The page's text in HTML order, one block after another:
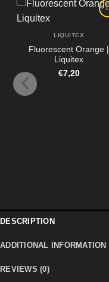
LIQUITEX
Fluorescent Orange |
Liquitex
€7,20
DESCRIPTION
ADDITIONAL INFORMATION
REVIEWS (0)